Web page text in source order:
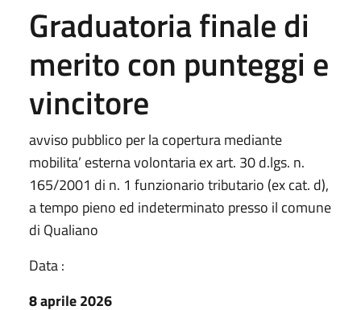
Graduatoria finale di
merito con punteggi e
vincitore
avviso pubblico per la copertura mediante
mobilita’ esterna volontaria ex art. 30 d.lgs. n.
165/2001 di n. 1 funzionario tributario (ex cat. d),
a tempo pieno ed indeterminato presso il comune
di Qualiano
Data :
8 aprile 2026